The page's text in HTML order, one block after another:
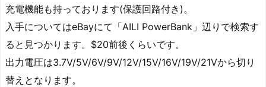
充電機能も持っております(保護回路付き)。
入手についてはeBayにて「AILI PowerBank」辺りで検索す
ると見つかります。$20前後くらいです。
出力電圧は3.7V/5V/6V/9V/12V/15V/16V/19V/21Vから切り
替えとなります。